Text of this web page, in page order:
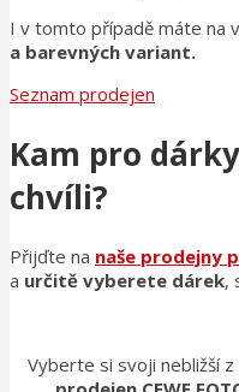
I v tomto případě máte na
a barevných variant.
Seznam prodejen
Kam pro
chvíli?
Přijďte na naše prodejny
a určitě vyberete dárek,
Vyberte si svoji nebližší